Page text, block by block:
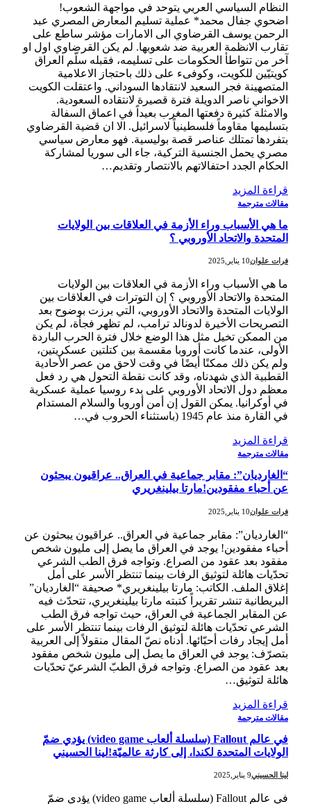
النظام السياسي العربي يتوحد في مواجهة الشعوب!
اضحوي جفال محمد* عملية تسليم المعارض المصري عبد
الرحمن يوسف القرضاوي الى الامارات مؤشر ساطع على
تقارب الانظمة العربية ضد شعوبها. لم يكن القرضاوي اول او
آخر من تتواطأ الحكومات على تسليمه، فقبله سلّم العراق
كويتيّين للكويت، وكوفىء على ذلك باحتجاز الاعلامية
المتصهينة فجر السعيد لانتقادها السوداني. واعتقلت الكويت
الاخواني ناصر الدويلة فترة قصيرة لانتقاده السعودية.
والامثلة كثيرة دفعتها المغرب بعيداً في اعماق السفالة
بتسليمها مقاوماً فلسطينياً لاسرائيل. الا ان قضية القرضاوي
بتفردها تمتلك عناصر قصة بوليسية. فهو معارض سياسي
مصري يحمل الجنسية التركية، جاء الى سوريا لمشاركة
الحكام الجدد احتفالاتهم بالانتصار وتقديم…
قراءة المزيد
مقالات مترجمة
ما هي الأسباب وراء الأزمة في العلاقات بين الولايات
المتحدة والاتحاد الأوروبي ؟
فرات علوان10 يناير,2025
ما هي الأسباب وراء الأزمة في العلاقات بين الولايات
المتحدة والاتحاد الأوروبي ؟ إن التوترات في العلاقات بين
الولايات المتحدة والاتحاد الأوروبي، التي برزت بوضوح بعد
التصريحات الأخيرة لدونالد ترامب، لم تظهر فجأة، لم يكن
من الممكن تخيل مثل هذا الوضع خلال فترة الحرب الباردة
الأولى، عندما كانت أوروبا مقسمة بين كتلتين عسكريتين،
ولم يكن ذلك ممكنًا أيضًا في وقت لاحق من عصر الأحادية
القطبية الذي شهدناه، وقد كانت نقطة التحول هي رد فعل
معظم دول الاتحاد الأوروبي على بدء روسيا عملية عسكرية
في أوكرانيا. يمكن القول إن أمن أوروبا والسلام المستدام
في القارة منذ عام 1945 (باستثناء الحروب في…
قراءة المزيد
مقالات مترجمة
“الغارديان”: مقابر جماعية في العراق.. عراقيون يبحثون
عن أحباء مفقودين!مارتا بيلينغريري
فرات علوان10 يناير,2025
“الغارديان”: مقابر جماعية في العراق.. عراقيون يبحثون عن
أحباء مفقودين! يوجد في العراق ما يصل إلى مليون شخص
مفقود بعد عقود من الصراع. وتواجه فرق الطب الشرعي
تحدّيات هائلة لتوثيق الرفات بينما تنتظر الأسر على أمل
إغلاق الملف. الكاتب: مارتا بيلينغريري* صحيفة “الغارديان”
البريطانية تنشر تقريراً كتبته مارتا بيلينغريري، تتحدّث فيه
عن المقابر الجماعية في العراق، حيث تواجه فرق الطب
الشرعي تحدّيات هائلة لتوثيق الرفات بينما تنتظر الأسر على
أمل إيجاد رفات أحبّائها. أدناه نصّ المقال منقولاً إلى العربية
بتصرّف: يوجد في العراق ما يصل إلى مليون شخص مفقود
بعد عقود من الصراع. وتواجه فرق الطبّ الشرعيّ تحدّيات
هائلة لتوثيق…
قراءة المزيد
مقالات مترجمة
في عالم Fallout (سلسلة ألعاب video game) يؤدي ضمّ
الولايات المتحدة لكندا، إلى كارثة عالميّة!لينا الحسيني
لينا الحسيني9 يناير,2025
في عالم Fallout (سلسلة ألعاب video game) يؤدي ضمّ